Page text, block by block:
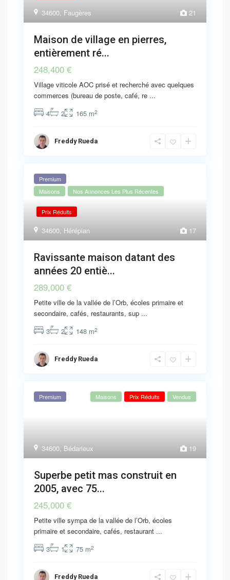
21
34600, Faugères
Maison de village en pierres,
entièrement ré...
248,400 €
Village viticole AOC prisé et recherché avec quelques
commerces (bureau de poste, café, re ...
4
2 165 m2
Freddy Rueda
17
34600, Hérépian
Premium
Maisons
Nos Annonces Les Plus Récentes
Prix Réduits
Ravissante maison datant des
années 20 entiè...
289,000 €
Petite ville de la vallée de l’Orb, écoles primaire et
secondaire, cafés, restaurants, sup ...
3
2 148 m2
Freddy Rueda
19
34600, Bédarieux
Premium Maisons Prix Réduits Vendus
Superbe petit mas construit en
2005, avec 75...
245,000 €
Petite ville sympa de la vallée de l’Orb, écoles
primaire et secondaire, cafés, restaurant ...
3
1 75 m2
Freddy Rueda